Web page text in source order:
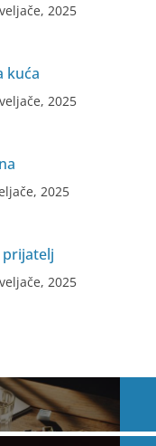
2025
kuća
2025
2025
prijatelj
2025